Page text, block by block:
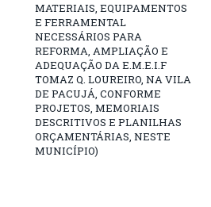
MATERIAIS, EQUIPAMENTOS
E FERRAMENTAL
NECESSÁRIOS PARA
REFORMA, AMPLIAÇÃO E
ADEQUAÇÃO DA E.M.E.I.F
TOMAZ Q. LOUREIRO, NA VILA
DE PACUJÁ, CONFORME
PROJETOS, MEMORIAIS
DESCRITIVOS E PLANILHAS
ORÇAMENTÁRIAS, NESTE
MUNICÍPIO)